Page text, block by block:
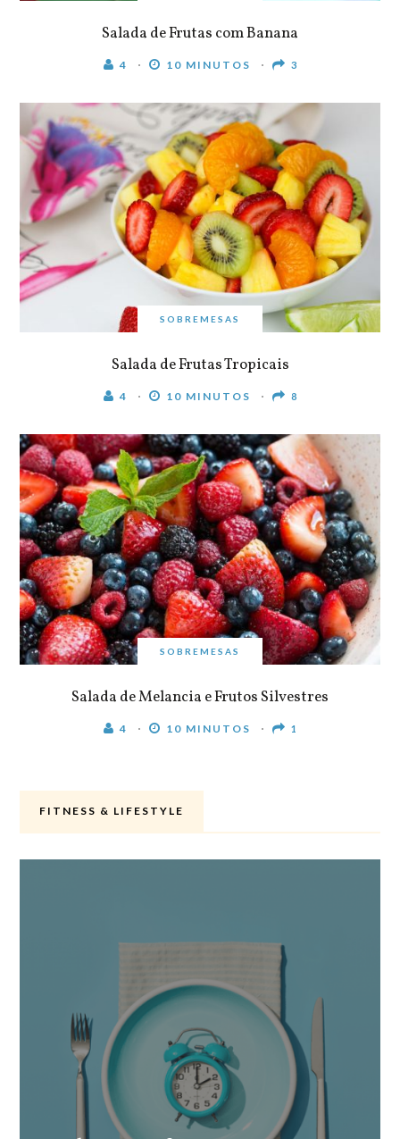
Salada de Frutas com Banana
4 10 MINUTOS 3
SOBREMESAS
Salada de Frutas Tropicais
4 10 MINUTOS 8
SOBREMESAS
Salada de Melancia e Frutos Silvestres
4 10 MINUTOS 1
FITNESS & LIFESTYLE